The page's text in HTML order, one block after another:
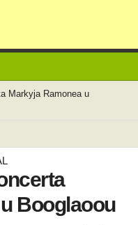
Markyja Ramonea u
Booglaoou